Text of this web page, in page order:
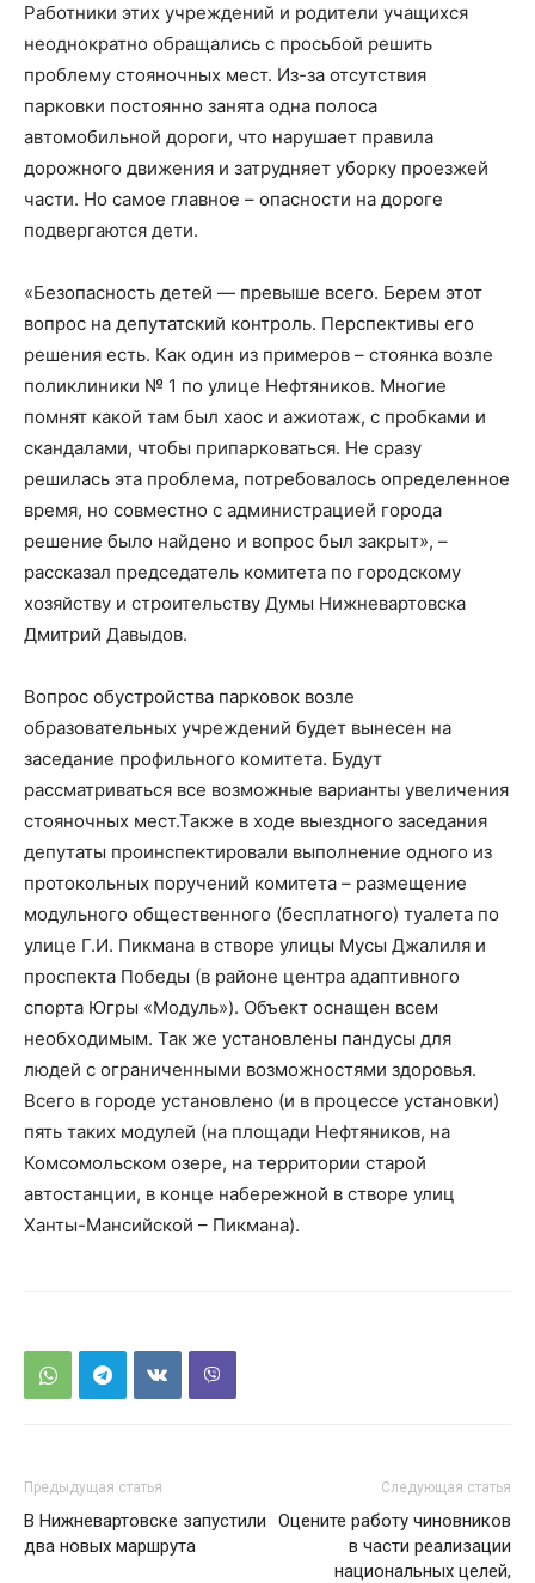
Работники этих учреждений и родители учащихся
неоднократно обращались с просьбой решить
проблему стояночных мест. Из-за отсутствия
парковки постоянно занята одна полоса
автомобильной дороги, что нарушает правила
дорожного движения и затрудняет уборку проезжей
части. Но самое главное – опасности на дороге
подвергаются дети.
«Безопасность детей — превыше всего. Берем этот
вопрос на депутатский контроль. Перспективы его
решения есть. Как один из примеров – стоянка возле
поликлиники № 1 по улице Нефтяников. Многие
помнят какой там был хаос и ажиотаж, с пробками и
скандалами, чтобы припарковаться. Не сразу
решилась эта проблема, потребовалось определенное
время, но совместно с администрацией города
решение было найдено и вопрос был закрыт», –
рассказал председатель комитета по городскому
хозяйству и строительству Думы Нижневартовска
Дмитрий Давыдов.
Вопрос обустройства парковок возле
образовательных учреждений будет вынесен на
заседание профильного комитета. Будут
рассматриваться все возможные варианты увеличения
стояночных мест.Также в ходе выездного заседания
депутаты проинспектировали выполнение одного из
протокольных поручений комитета – размещение
модульного общественного (бесплатного) туалета по
улице Г.И. Пикмана в створе улицы Мусы Джалиля и
проспекта Победы (в районе центра адаптивного
спорта Югры «Модуль»). Объект оснащен всем
необходимым. Так же установлены пандусы для
людей с ограниченными возможностями здоровья.
Всего в городе установлено (и в процессе установки)
пять таких модулей (на площади Нефтяников, на
Комсомольском озере, на территории старой
автостанции, в конце набережной в створе улиц
Ханты-Мансийской – Пикмана).
Предыдущая статья
В Нижневартовске запустили
два новых маршрута
Следующая статья
Оцените работу чиновников
в части реализации
национальных целей,